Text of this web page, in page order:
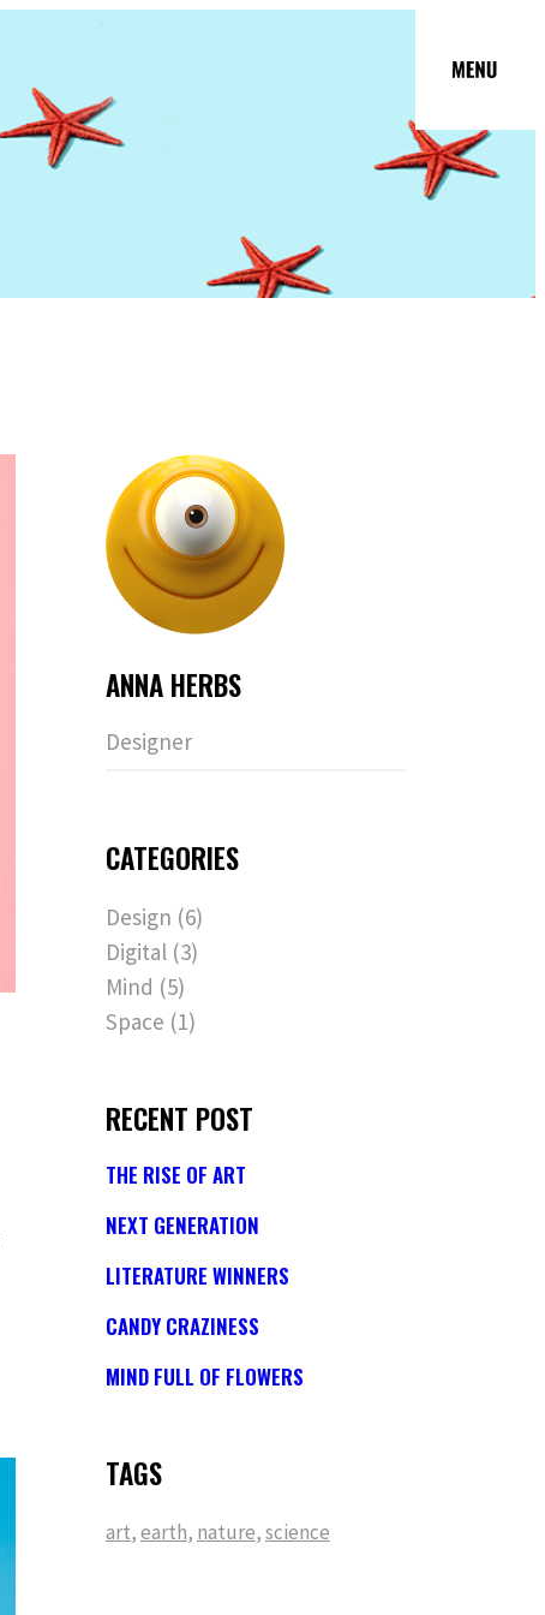
ANNA HERBS
Designer
CATEGORIES
Design (6)
Digital (3)
Mind (5)
Space (1)
RECENT POST
THE RISE OF ART
NEXT GENERATION
LITERATURE WINNERS
CANDY CRAZINESS
MIND FULL OF FLOWERS
TAGS
art,earth, nature,science